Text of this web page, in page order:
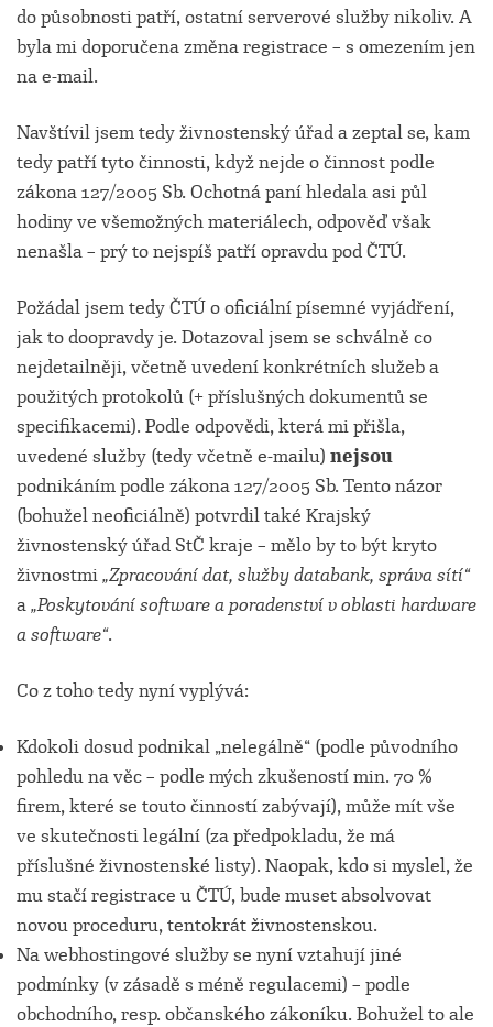
do působnosti patří, ostatní serverové služby nikoliv. A
byla mi doporučena změna registrace – s omezením jen
na e-mail.
Navštívil jsem tedy živnostenský úřad a zeptal se, kam
tedy patří tyto činnosti, když nejde o činnost podle
zákona 127/2005 Sb. Ochotná paní hledala asi půl
hodiny ve všemožných materiálech, odpověď však
nenašla – prý to nejspíš patří opravdu pod ČTÚ.
Požádal jsem tedy ČTÚ o oficiální písemné vyjádření,
jak to doopravdy je. Dotazoval jsem se schválně co
nejdetailněji, včetně uvedení konkrétních služeb a
použitých protokolů (+ příslušných dokumentů se
specifikacemi). Podle odpovědi, která mi přišla,
uvedené služby (tedy včetně e-mailu) nejsou
podnikáním podle zákona 127/2005 Sb. Tento názor
(bohužel neoficiálně) potvrdil také Krajský
živnostenský úřad StČ kraje – mělo by to být kryto
živnostmi„Zpracování dat, služby databank, správa sítí“
a„Poskytování software a poradenství v oblasti hardware
a software“.
Co z toho tedy nyní vyplývá:
Kdokoli dosud podnikal „nelegálně“ (podle původního
pohledu na věc – podle mých zkušeností min. 70 %
firem, které se touto činností zabývají), může mít vše
ve skutečnosti legální (za předpokladu, že má
příslušné živnostenské listy). Naopak, kdo si myslel, že
mu stačí registrace u ČTÚ, bude muset absolvovat
novou proceduru, tentokrát živnostenskou.
Na webhostingové služby se nyní vztahují jiné
podmínky (v zásadě s méně regulacemi) – podle
obchodního, resp. občanského zákoníku. Bohužel to ale